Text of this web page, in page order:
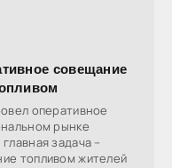
совещание
оперативное
рынке
задача –
топливом жителей